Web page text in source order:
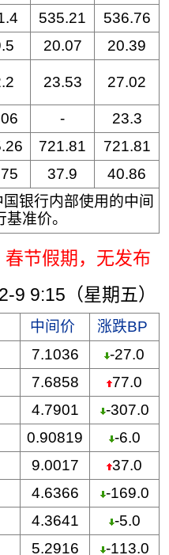
535.21
536.76
20.07
20.39
23.53 27.02
-
23.3
721.81
721.81
37.9
40.86
银行内部使用的中间
准价。
春节假期，无发布
9:15（星期五）
中间价
涨跌BP
7.1036
-27.0
7.6858
77.0
4.7901
-307.0
0.90819
-6.0
9.0017
37.0
4.6366
-169.0
4.3641
-5.0
5.2916
-113.0